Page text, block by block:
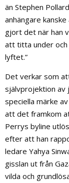
än Stephen
anhängare
gjort det när han
att titta under och
lyftet.”
Det verkar som
självprojektion av
speciella märke
att det framkom
Perrys byline
efter att han
ledare Yahya
gisslan ut från
vilda och